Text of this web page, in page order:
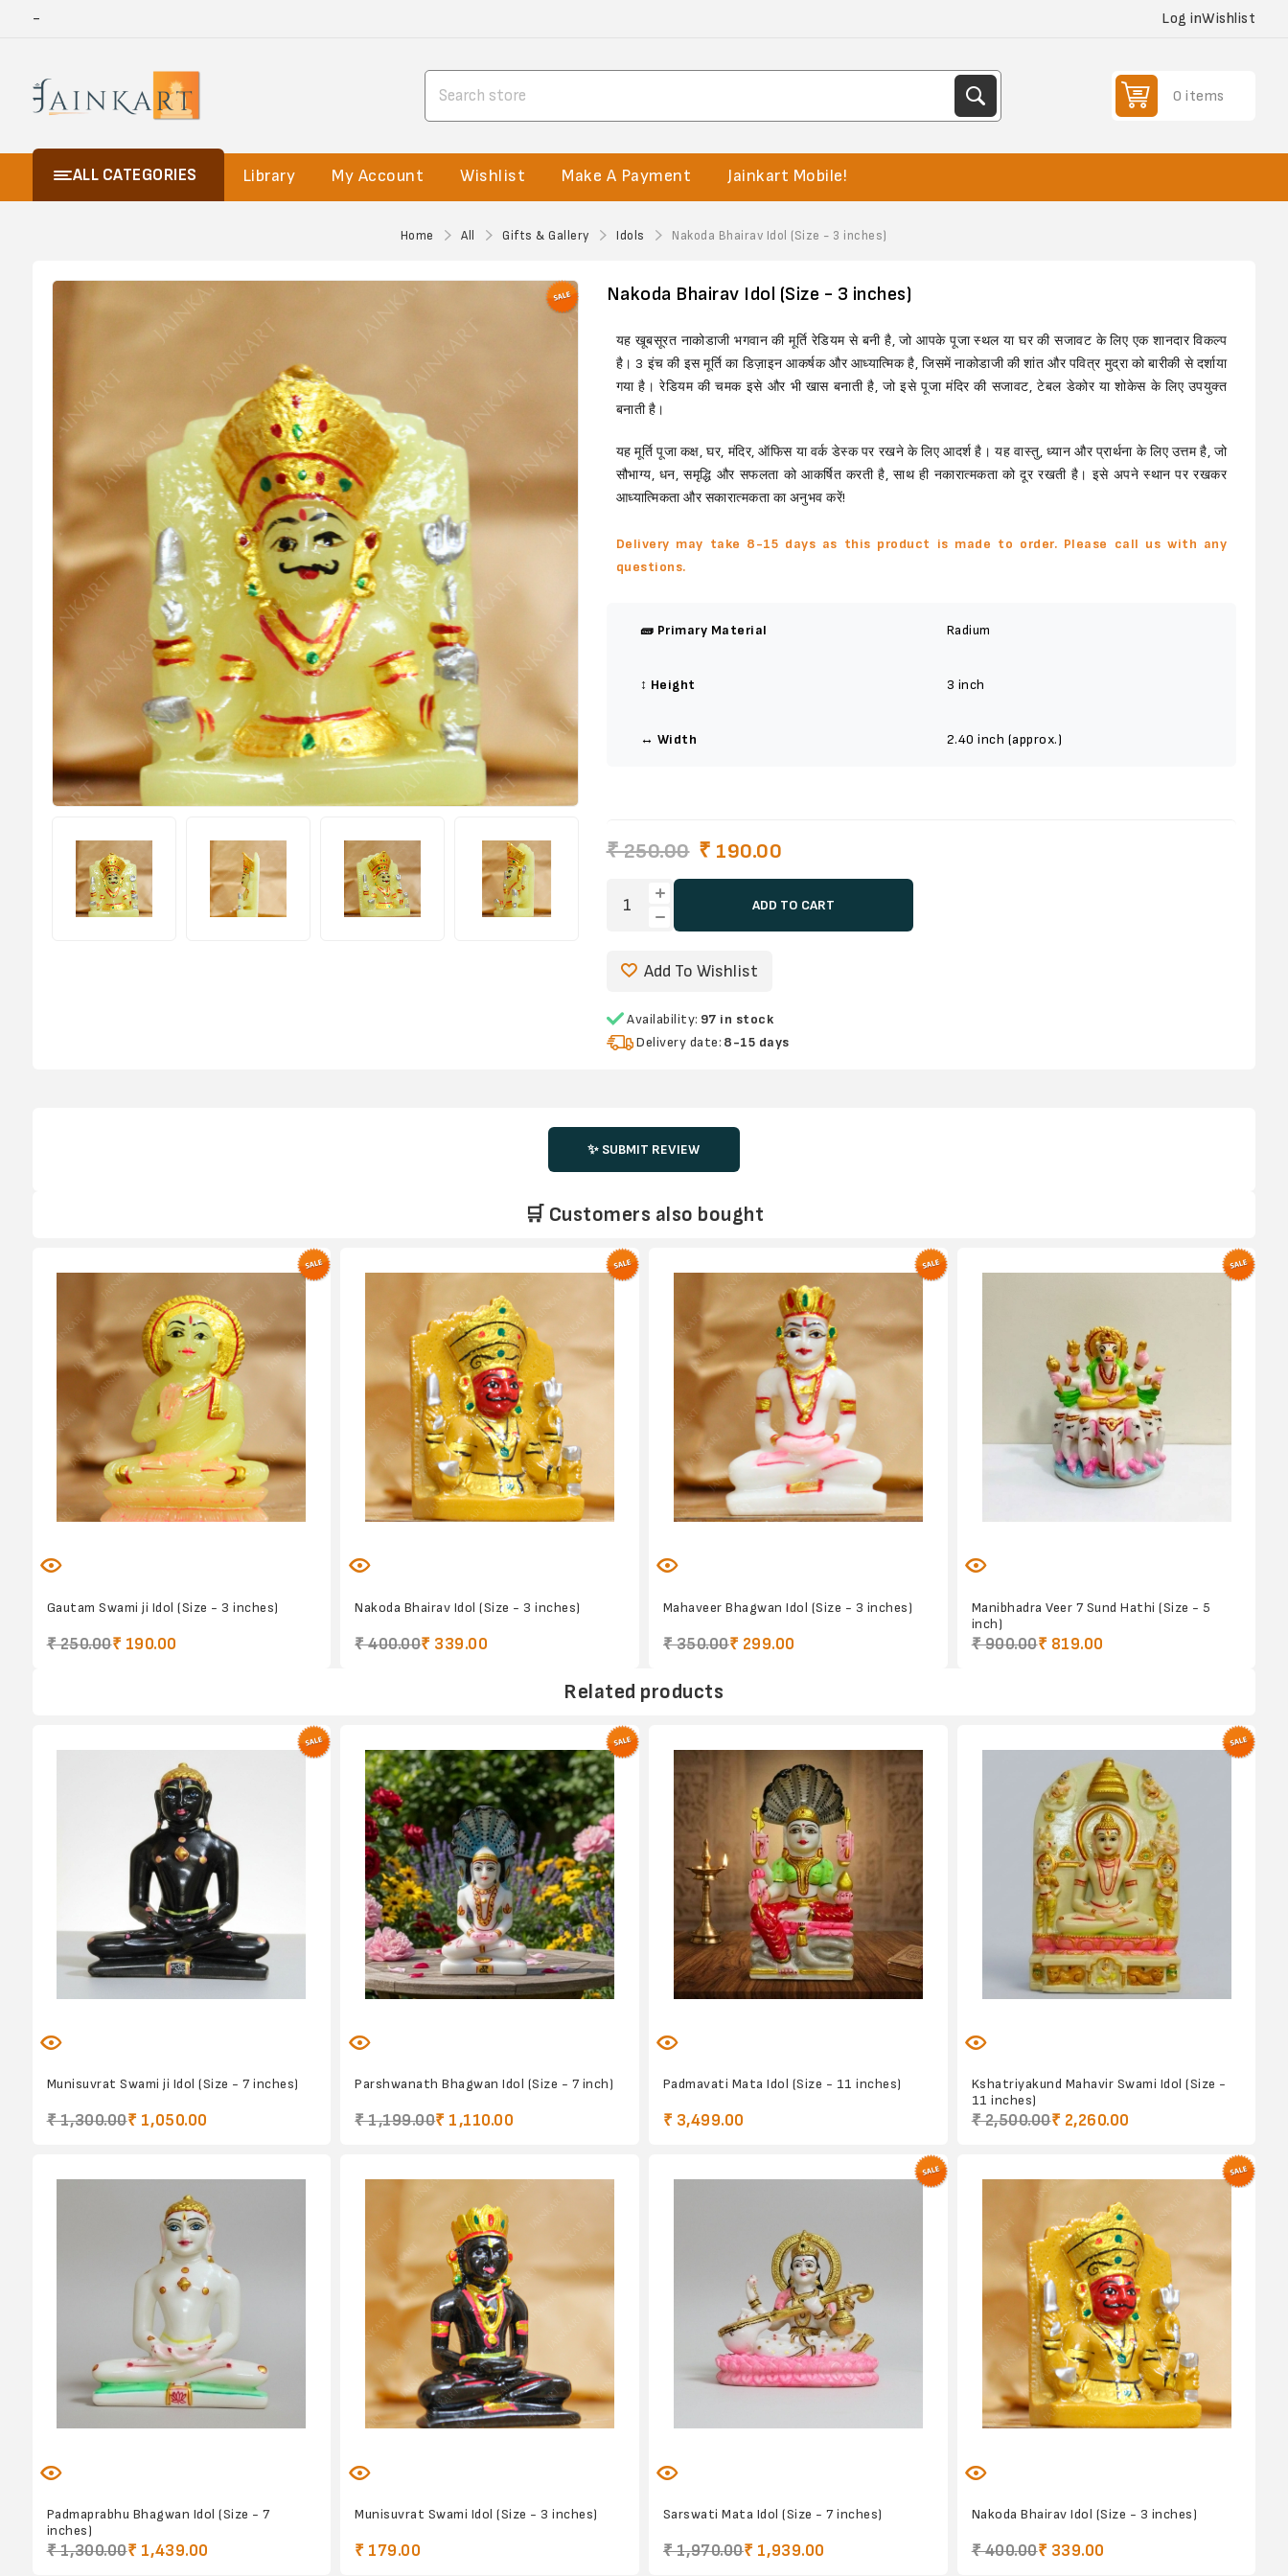
- Log inWishlist
0 items
ALL CATEGORIES Library My Account Wishlist Make A Payment Jainkart Mobile!
Home All Gifts & Gallery Idols Nakoda Bhairav Idol (Size - 3 inches)
Nakoda Bhairav Idol (Size - 3 inches)
यह खूबसूरत नाकोडाजी भगवान की मूर्ति रेडियम से बनी है, जो आपके पूजा स्थल या घर की सजावट के लिए एक शानदार विकल्प
है। 3 इंच की इस मूर्ति का डिज़ाइन आकर्षक और आध्यात्मिक है, जिसमें नाकोडाजी की शांत और पवित्र मुद्रा को बारीकी से दर्शाया
गया है। रेडियम की चमक इसे और भी खास बनाती है, जो इसे पूजा मंदिर की सजावट, टेबल डेकोर या शोकेस के लिए उपयुक्त
बनाती है।
यह मूर्ति पूजा कक्ष, घर, मंदिर, ऑफिस या वर्क डेस्क पर रखने के लिए आदर्श है। यह वास्तु, ध्यान और प्रार्थना के लिए उत्तम है, जो
सौभाग्य, धन, समृद्धि और सफलता को आकर्षित करती है, साथ ही नकारात्मकता को दूर रखती है। इसे अपने स्थान पर रखकर
आध्यात्मिकता और सकारात्मकता का अनुभव करें!
Delivery may take 8-15 days as this product is made to order. Please call us with any
questions.
🧱 Primary Material Radium
↕️ Height 3 inch
↔️ Width 2.40 inch (approx.)
₹ 250.00 ₹ 190.00
ADD TO CART
Add To Wishlist
Availability: 97 in stock
Delivery date: 8-15 days
✨ SUBMIT REVIEW
🛒 Customers also bought
Gautam Swami ji Idol (Size - 3 inches)
₹ 250.00₹ 190.00
Nakoda Bhairav Idol (Size - 3 inches)
₹ 400.00₹ 339.00
Mahaveer Bhagwan Idol (Size - 3 inches)
₹ 350.00₹ 299.00
Manibhadra Veer 7 Sund Hathi (Size - 5
inch)
₹ 900.00₹ 819.00
Related products
Munisuvrat Swami ji Idol (Size - 7 inches)
₹ 1,300.00₹ 1,050.00
Parshwanath Bhagwan Idol (Size - 7 inch)
₹ 1,199.00₹ 1,110.00
Padmavati Mata Idol (Size - 11 inches)
₹ 3,499.00
Kshatriyakund Mahavir Swami Idol (Size -
11 inches)
₹ 2,500.00₹ 2,260.00
Padmaprabhu Bhagwan Idol (Size - 7
inches)
₹ 1,300.00₹ 1,439.00
Munisuvrat Swami Idol (Size - 3 inches)
₹ 179.00
Sarswati Mata Idol (Size - 7 inches)
₹ 1,970.00₹ 1,939.00
Nakoda Bhairav Idol (Size - 3 inches)
₹ 400.00₹ 339.00